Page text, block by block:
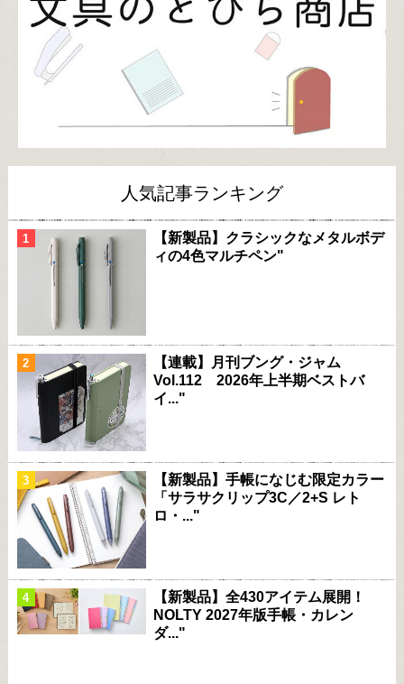
人気記事ランキング
【新製品】クラシックなメタルボデ
ィの4色マルチペン"
【連載】月刊ブング・ジャム
Vol.112 2026年上半期ベストバ
イ..."
【新製品】手帳になじむ限定カラー
「サラサクリップ3C／2+S レト
ロ・..."
【新製品】全430アイテム展開！
NOLTY 2027年版手帳・カレン
ダ..."